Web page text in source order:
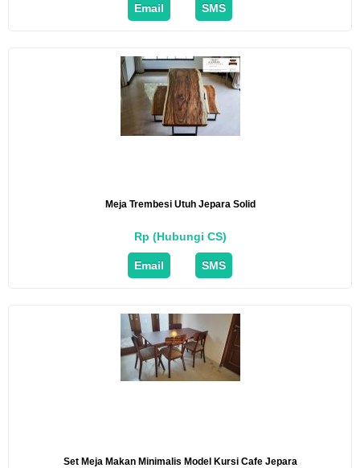
Email SMS
Meja Trembesi Utuh Jepara Solid
Rp (Hubungi CS)
Email SMS
Set Meja Makan Minimalis Model Kursi Cafe Jepara